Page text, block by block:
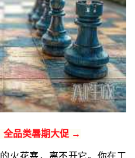
全品类暑期大促 →
火花塞，离不开它。你在工